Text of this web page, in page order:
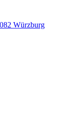
Würzburg